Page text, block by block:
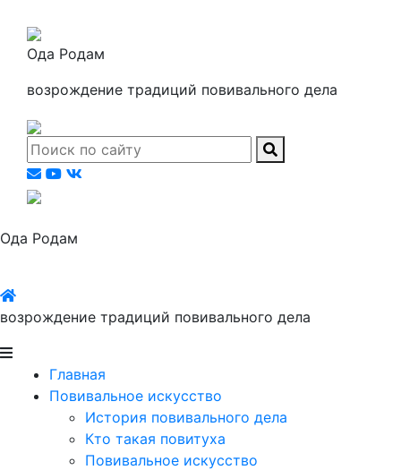
Ода Родам
возрождение традиций повивального дела
Ода Родам
возрождение традиций повивального дела
Главная
Повивальное искусство
История повивального дела
Кто такая повитуха
Повивальное искусство